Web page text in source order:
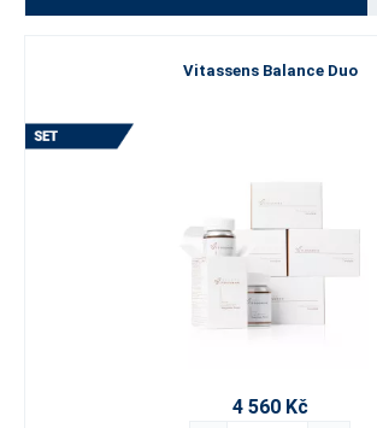
Vitassens Balance Duo
4 560 Kč